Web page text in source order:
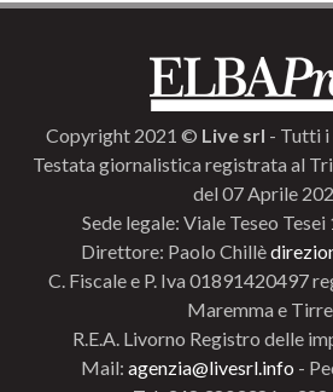
Copyright 2021 © Live srl - Tutti
Testata giornalistica registrata al
del 07 Aprile
Sede legale: Viale Teseo
Direttore: Paolo Chillè
C. Fiscale e P. Iva 01891420497
Maremma e
R.E.A. Livorno Registro delle
Mail: agenzia@livesrl.info -